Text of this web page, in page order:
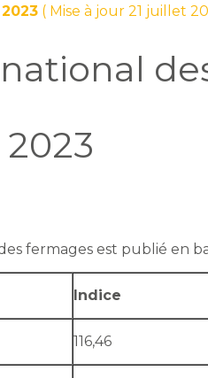
2023 ( Mise à jour 21 juillet
fermages est publié en
Indice
116,46